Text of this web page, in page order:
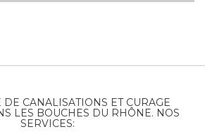
CANALISATIONS ET CURAGE
LES BOUCHES DU RHÔNE. NOS
SERVICES: